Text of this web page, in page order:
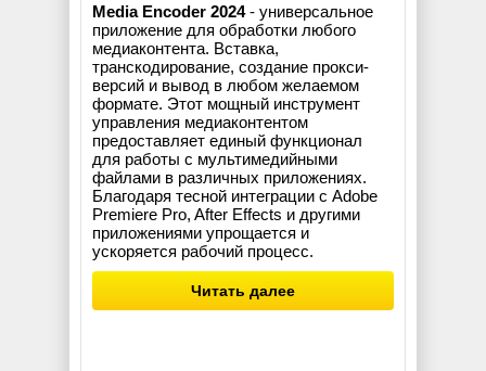
Media Encoder 2024- универсальное
приложение для обработки любого
медиаконтента. Вставка,
транскодирование, создание прокси-
версий и вывод в любом желаемом
формате. Этот мощный инструмент
управления медиаконтентом
предоставляет единый функционал
для работы с мультимедийными
файлами в различных приложениях.
Благодаря тесной интеграции с Adobe
Premiere Pro, After Effects и другими
приложениями упрощается и
ускоряется рабочий процесс.
Читать далее